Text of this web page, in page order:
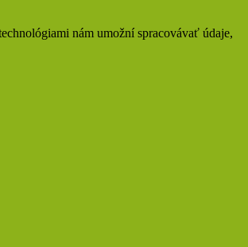
nám umožní spracovávať údaje,